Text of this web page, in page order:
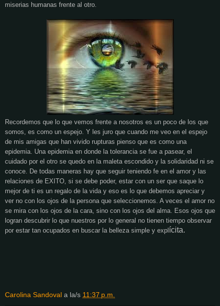
miserias humanas frente al otro.
Recordemos que lo que vemos frente a nosotros es un poco de los que
somos, es como un espejo. Y les juro que cuando me veo en el espejo
de mis amigas que han vivido rupturas pienso que es como una
epidemia. Una epidemia en donde la tolerancia se fue a pasear, el
cuidado por el otro se quedo en la maleta escondido y la solidaridad ni se
conoce. De todas maneras hay que seguir teniendo fe en el amor y las
relaciones de EXITO, si se debe poder, estar con un ser que saque lo
mejor de ti es un regalo de la vida y eso es lo que debemos apreciar y
ver no con los ojos de la persona que seleccionemos. A veces el amor no
se mira con los ojos de la cara, sino con los ojos del alma. Esos ojos que
logran descubrir lo que nuestros por lo general no tienen tiempo observar
por estar tan ocupados en buscar la belleza simple y expl ícita.
Carolina Sandoval a la/s 11:37 p.m.